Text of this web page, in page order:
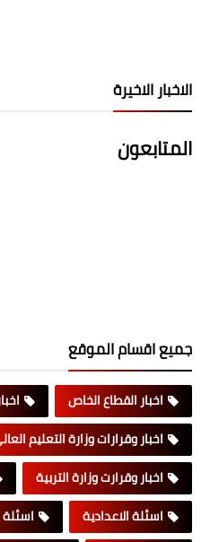
الاخبار الاخيرة
المتابعون
جميع اقسام الموقع
اخبار القطاع الخاص
اخبار وقرارات وزارة التعليم
اخبار وقرارت وزارة التربية
اسئلة الاعدادية